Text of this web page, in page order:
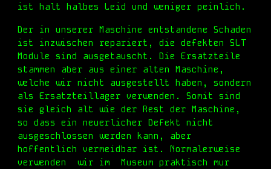
ist halt halbes Leid und weniger peinlich.
Der in unserer Maschine entstandene Schaden
ist inzwischen repariert, diedefektenSLT
Module sind ausgetauscht. Die Ersatzteile
stammen aber aus einer alten Maschine,
welchewir nicht ausgestellt haben, sondern
als Ersatzteillager verwenden. Somit sind
sie gleich alt wie der Rest der Maschine,
so dass ein neuerlicher Defekt nicht
ausgeschlossen werden kann, aber
hoffentlich vermeidbar ist. Normalerweise
verwenden wir im Museum praktischmur